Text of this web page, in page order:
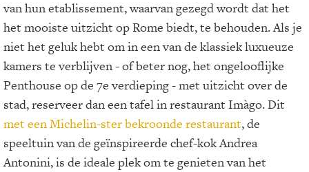
van hun etablissement, waarvan gezegd wordt dat het
het mooiste uitzicht op Rome biedt, te behouden. Als je
niet het geluk hebt om in een van de klassiek luxueuze
kamers te verblijven - of beter nog, het ongelooflijke
Penthouse op de 7e verdieping - met uitzicht over de
stad, reserveer dan een tafel in restaurant Imàgo. Dit
met een Michelin-ster bekroonde restaurant, de
speeltuin van de geïnspireerde chef-kok Andrea
Antonini, is de ideale plek om te genieten van het